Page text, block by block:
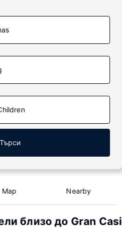
Търси
Map Nearby
близо до Gran